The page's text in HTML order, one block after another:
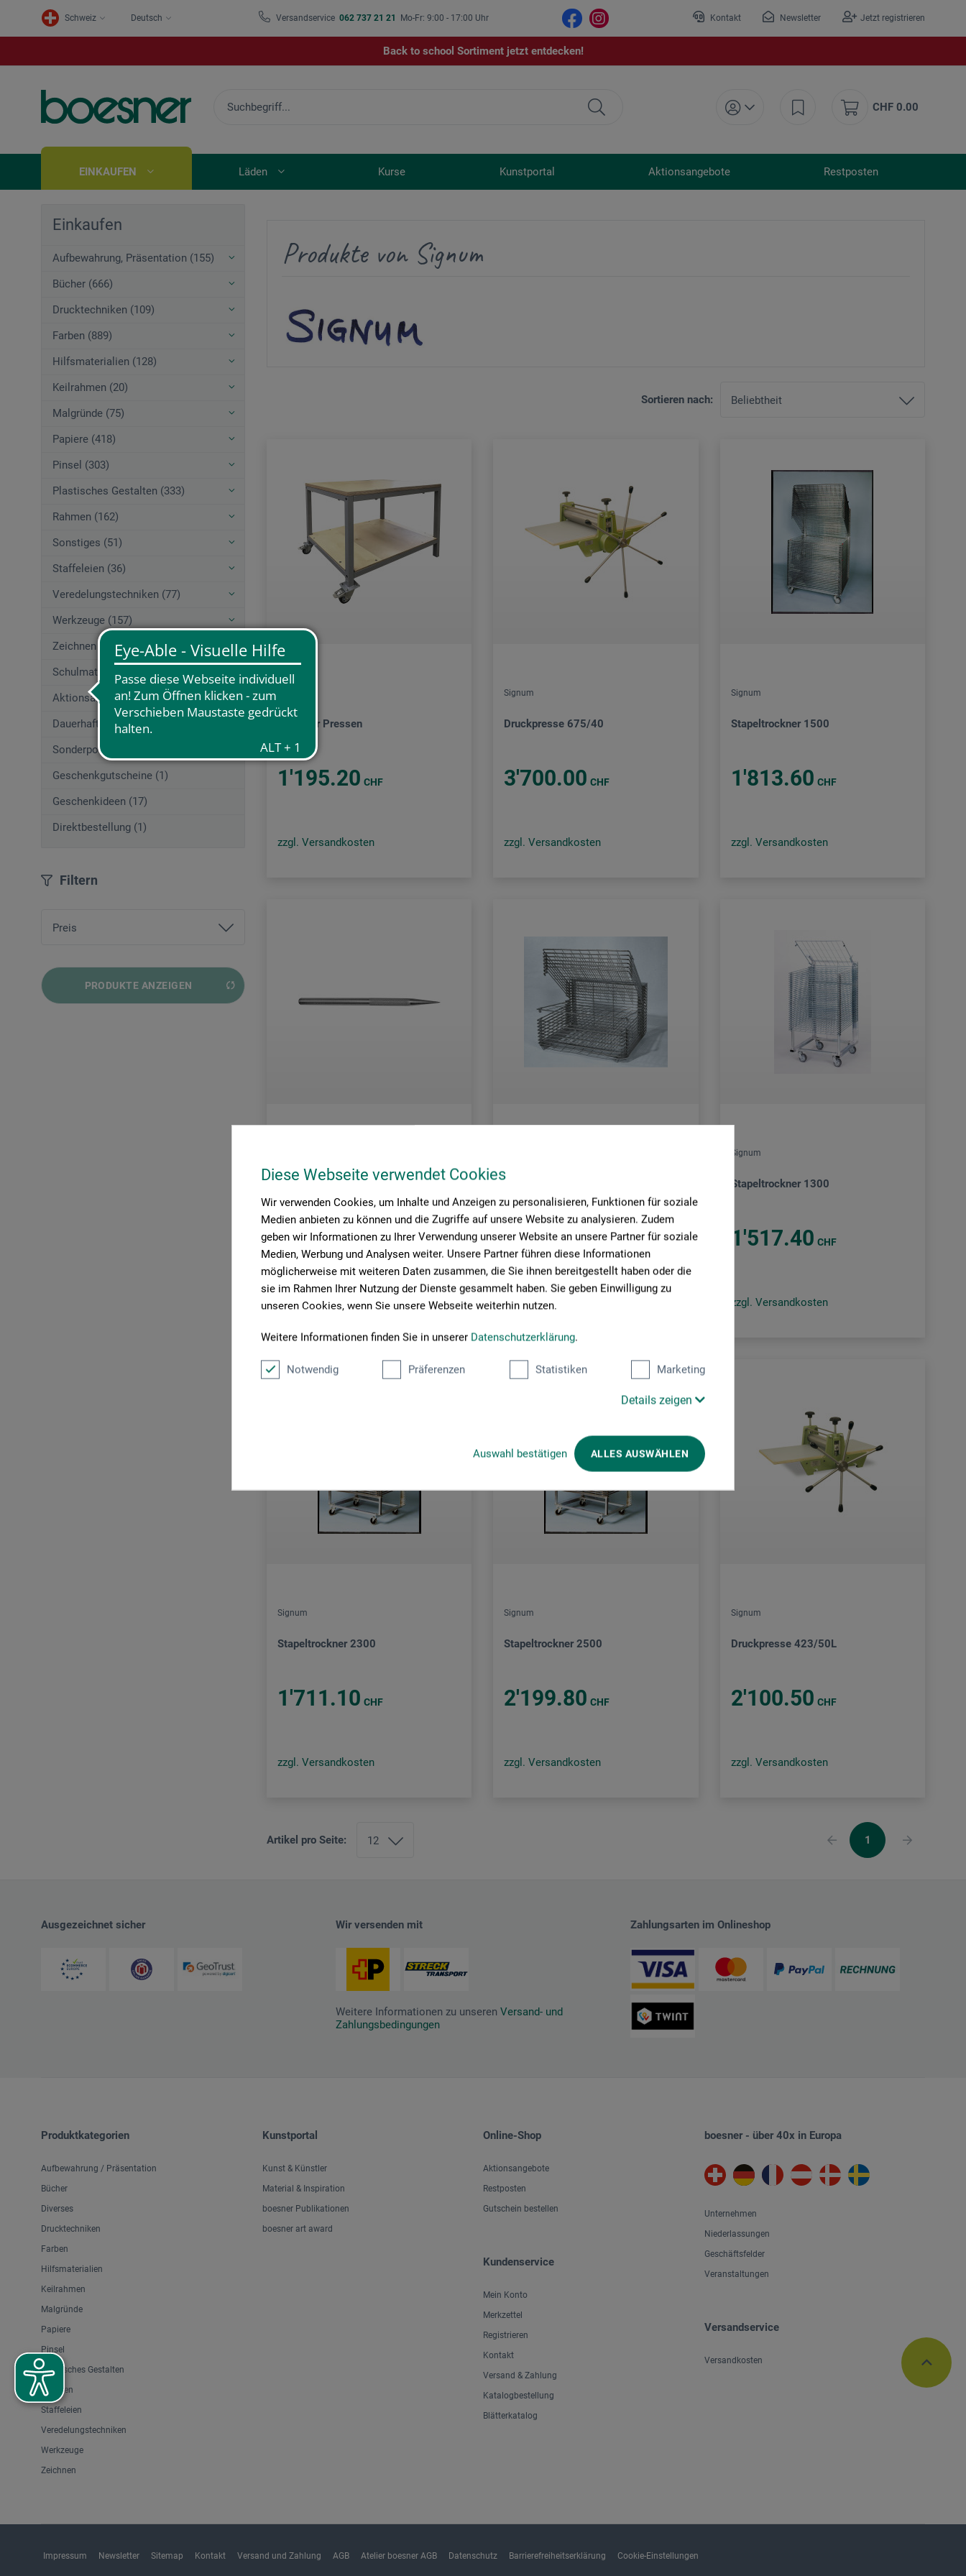
Diese Webseite verwendet Cookies
Wir verwenden Cookies, um Inhalte und Anzeigen zu personalisieren, Funktionen für soziale
Medien anbieten zu können und die Zugriffe auf unsere Website zu analysieren. Zudem
geben wir Informationen zu Ihrer Verwendung unserer Website an unsere Partner für soziale
Medien, Werbung und Analysen weiter. Unsere Partner führen diese Informationen
möglicherweise mit weiteren Daten zusammen, die Sie ihnen bereitgestellt haben oder die
sie im Rahmen Ihrer Nutzung der Dienste gesammelt haben. Sie geben Einwilligung zu
unseren Cookies, wenn Sie unsere Webseite weiterhin nutzen.
Weitere Informationen finden Sie in unserer Datenschutzerklärung.
Notwendig Präferenzen Statistiken Marketing
Details zeigen
Auswahl bestätigen ALLES AUSWÄHLEN
Schweiz Deutsch Versandservice 062 737 21 21 Mo-Fr: 9:00 - 17:00 Uhr Kontakt Newsletter Jetzt registrieren
Back to school Sortiment jetzt entdecken!
CHF 0.00
EINKAUFEN Läden Kurse Kunstportal Aktionsangebote Restposten
Einkaufen
Aufbewahrung, Präsentation (155)
Bücher (666)
Drucktechniken (109)
Farben (889)
Hilfsmaterialien (128)
Keilrahmen (20)
Malgründe (75)
Papiere (418)
Pinsel (303)
Plastisches Gestalten (333)
Rahmen (162)
Sonstiges (51)
Staffeleien (36)
Veredelungstechniken (77)
Werkzeuge (157)
Zeichnen (662)
Schulmaterial (54)
Aktionsangebote (29)
Dauerhaft Günstig
Sonderposten
Geschenkgutscheine (1)
Geschenkideen (17)
Direktbestellung (1)
Filtern
Preis
PRODUKTE ANZEIGEN
Produkte von Signum
Sortieren nach:
Tisch für Pressen
1'195.20 CHF
zzgl. Versandkosten
Signum
Druckpresse 675/40
3'700.00 CHF
zzgl. Versandkosten
Signum
Stapeltrockner 1500
1'813.60 CHF
zzgl. Versandkosten
Radiernadel
18.90 CHF
zzgl. Versandkosten
Tisch-Stapeltrockner
628.00 CHF
zzgl. Versandkosten
Signum
Stapeltrockner 1300
1'517.40 CHF
zzgl. Versandkosten
Signum
Stapeltrockner 2300
1'711.10 CHF
zzgl. Versandkosten
Signum
Stapeltrockner 2500
2'199.80 CHF
zzgl. Versandkosten
Signum
Druckpresse 423/50L
2'100.50 CHF
zzgl. Versandkosten
Artikel pro Seite: 1
Ausgezeichnet sicher Wir versenden mit
Weitere Informationen zu unseren Versand- und
Zahlungsbedingungen
Zahlungsarten im Onlineshop
Produktkategorien
Aufbewahrung / Präsentation
Bücher
Diverses
Drucktechniken
Farben
Hilfsmaterialien
Keilrahmen
Malgründe
Papiere
Pinsel
Plastisches Gestalten
Rahmen
Staffeleien
Veredelungstechniken
Werkzeuge
Zeichnen
Kunstportal
Kunst & Künstler
Material & Inspiration
boesner Publikationen
boesner art award
Online-Shop
Aktionsangebote
Restposten
Gutschein bestellen
Kundenservice
Mein Konto
Merkzettel
Registrieren
Kontakt
Versand & Zahlung
Katalogbestellung
Blätterkatalog
boesner - über 40x in Europa
Unternehmen
Niederlassungen
Geschäftsfelder
Veranstaltungen
Versandservice
Versandkosten
Impressum Newsletter Sitemap Kontakt Versand und Zahlung AGB Atelier boesner AGB Datenschutz Barrierefreiheitserklärung Cookie-Einstellungen